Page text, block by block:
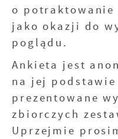
o
jako okazji do
poglądu.
Ankieta jest
na jej
prezentowane
zbiorczych
Uprzejmie
Twoich zwyczajów
internetowej. Treści
podmiotów trzecich
innych dostawców
pośredników
wiadomości, ofert,